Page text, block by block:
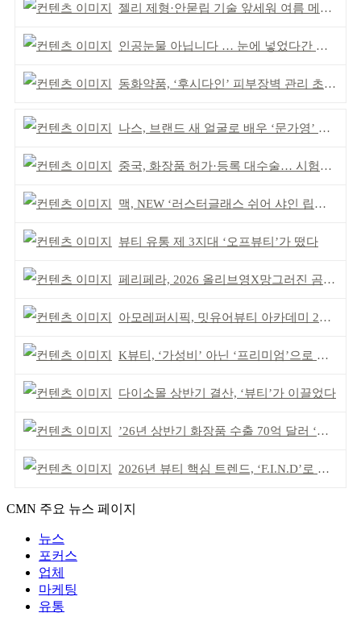
젤리 제형·안묻립 기술 앞세워 여름 메이크업 시장 공략
인공눈물 아닙니다 … 눈에 넣었다간 각막 손상
동화약품, ‘후시다인’ 피부장벽 관리 초점 ‘리브랜딩’
나스, 브랜드 새 얼굴로 배우 ‘문가영’ 발탁
중국, 화장품 허가·등록 대수술… 시험자료 공용 허용
맥, NEW ‘러스터글래스 쉬어 샤인 립스틱’ 출시
뷰티 유통 제 3지대 ‘오프뷰티’가 떴다
페리페라, 2026 올리브영X망그러진 곰 콜라보
아모레퍼시픽, 밋유어뷰티 아카데미 2기 발대식
K뷰티, ‘가성비’ 아닌 ‘프리미엄’으로 승부걸어야
다이소몰 상반기 결산, ‘뷰티’가 이끌었다
’26년 상반기 화장품 수출 70억 달러 ‘역대 최고’
2026년 뷰티 핵심 트렌드, ‘F.I.N.D’로 읽는다
CMN 주요 뉴스 페이지
뉴스
포커스
업체
마케팅
유통